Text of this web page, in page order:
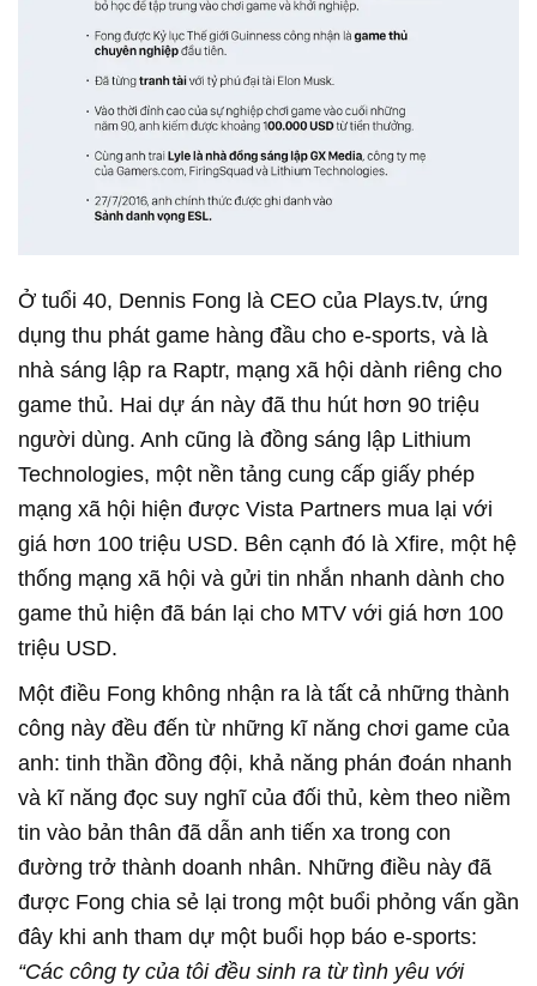
Ở tuổi 40, Dennis Fong là CEO của Plays.tv, ứng
dụng thu phát game hàng đầu cho e-sports, và là
nhà sáng lập ra Raptr, mạng xã hội dành riêng cho
game thủ. Hai dự án này đã thu hút hơn 90 triệu
người dùng. Anh cũng là đồng sáng lập Lithium
Technologies, một nền tảng cung cấp giấy phép
mạng xã hội hiện được Vista Partners mua lại với
giá hơn 100 triệu USD. Bên cạnh đó là Xfire, một hệ
thống mạng xã hội và gửi tin nhắn nhanh dành cho
game thủ hiện đã bán lại cho MTV với giá hơn 100
triệu USD.
Một điều Fong không nhận ra là tất cả những thành
công này đều đến từ những kĩ năng chơi game của
anh: tinh thần đồng đội, khả năng phán đoán nhanh
và kĩ năng đọc suy nghĩ của đối thủ, kèm theo niềm
tin vào bản thân đã dẫn anh tiến xa trong con
đường trở thành doanh nhân. Những điều này đã
được Fong chia sẻ lại trong một buổi phỏng vấn gần
đây khi anh tham dự một buổi họp báo e-sports:
“Các công ty của tôi đều sinh ra từ tình yêu với